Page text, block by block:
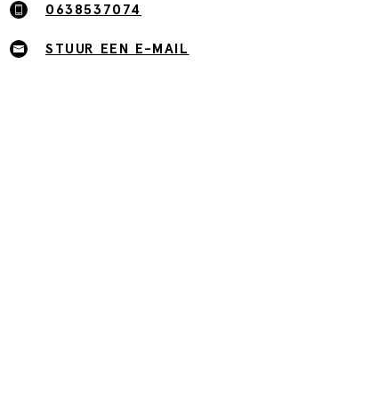
0638537074
STUUR EEN E-MAIL